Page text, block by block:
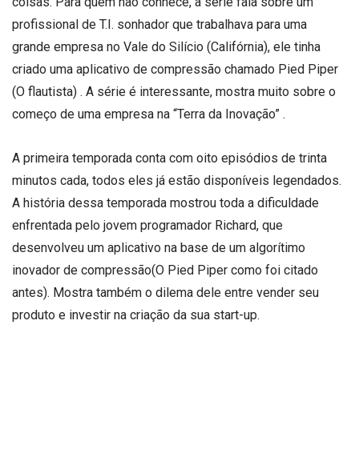
profissional de T.I. sonhador que trabalhava para uma
grande empresa no Vale do Silício (Califórnia), ele tinha
criado uma aplicativo de compressão chamado Pied Piper
(O flautista) . A série é interessante, mostra muito sobre o
começo de uma empresa na “Terra da Inovação” .
A primeira temporada conta com oito episódios de trinta
minutos cada, todos eles já estão disponíveis legendados.
A história dessa temporada mostrou toda a dificuldade
enfrentada pelo jovem programador Richard, que
desenvolveu um aplicativo na base de um algorítimo
inovador de compressão(O Pied Piper como foi citado
antes). Mostra também o dilema dele entre vender seu
produto e investir na criação da sua start-up.